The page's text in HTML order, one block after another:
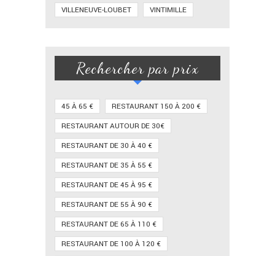
VILLENEUVE-LOUBET
VINTIMILLE
Rechercher par prix
45 À 65 €
RESTAURANT 150 À 200 €
RESTAURANT AUTOUR DE 30€
RESTAURANT DE 30 À 40 €
RESTAURANT DE 35 À 55 €
RESTAURANT DE 45 À 95 €
RESTAURANT DE 55 À 90 €
RESTAURANT DE 65 À 110 €
RESTAURANT DE 100 À 120 €